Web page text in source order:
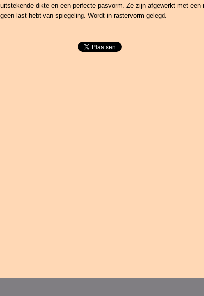
uitstekende dikte en een perfecte pasvorm. Ze zijn afgewerkt met een
geen last hebt van spiegeling. Wordt in rastervorm gelegd.